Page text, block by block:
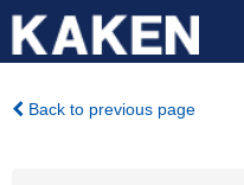
Back to previous page